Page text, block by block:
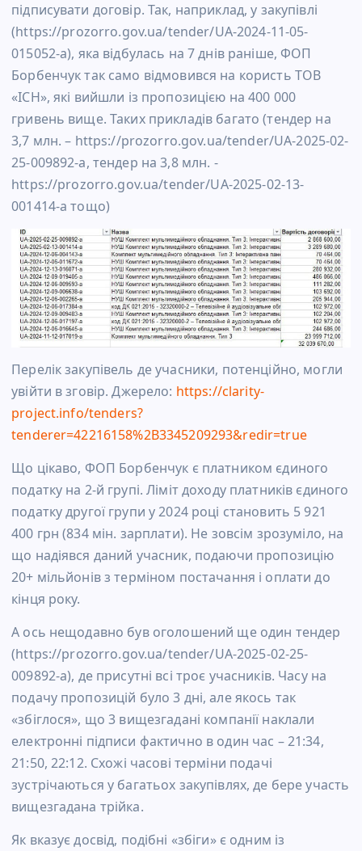
підписувати договір. Так, наприклад, у закупівлі
(https://prozorro.gov.ua/tender/UA-2024-11-05-
015052-a), яка відбулась на 7 днів раніше, ФОП
Борбенчук так само відмовився на користь ТОВ
«ІСН», які вийшли із пропозицією на 400 000
гривень вище. Таких прикладів багато (тендер на
3,7 млн. – https://prozorro.gov.ua/tender/UA-2025-02-
25-009892-a, тендер на 3,8 млн. -
https://prozorro.gov.ua/tender/UA-2025-02-13-
001414-a тощо)
Перелік закупівель де учасники, потенційно, могли
увійти в зговір. Джерело: https://clarity-
project.info/tenders?
tenderer=42216158%2B3345209293&redir=true
Що цікаво, ФОП Борбенчук є платником єдиного
податку на 2-й групі. Ліміт доходу платників єдиного
податку другої групи у 2024 році становить 5 921
400 грн (834 мін. зарплати). Не зовсім зрозуміло, на
що надіявся даний учасник, подаючи пропозицію
20+ мільйонів з терміном постачання і оплати до
кінця року.
А ось нещодавно був оголошений ще один тендер
(https://prozorro.gov.ua/tender/UA-2025-02-25-
009892-a), де присутні всі троє учасників. Часу на
подачу пропозицій було 3 дні, але якось так
«збіглося», що 3 вищезгадані компанії наклали
електронні підписи фактично в один час – 21:34,
21:50, 22:12. Схожі часові терміни подачі
зустрічаються у багатьох закупівлях, де бере участь
вищезгадана трійка.
Як вказує досвід, подібні «збіги» є одним із